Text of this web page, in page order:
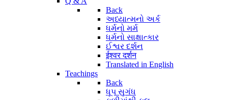
Back
અધ્યાત્મનો અર્ક
ધર્મનો મર્મ
ધર્મનો સાક્ષાત્કાર
ઈશ્વર દર્શન
ईश्वर दर्शन
Translated in English
Teachings
Back
ધૂપ સુગંધ